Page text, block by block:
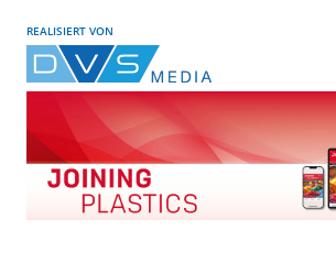
REALISIERT VON